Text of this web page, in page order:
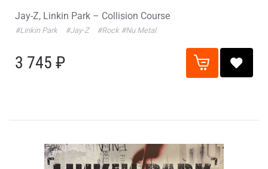
Jay-Z, Linkin Park – Collision Course
#Linkin Park #Jay-Z #Rock #Nu Metal
3 745 ₽